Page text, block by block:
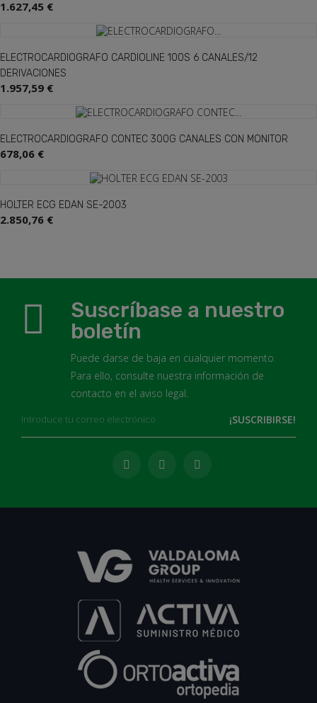
1.627,45 €
ELECTROCARDIOGRAFO CARDIOLINE 100S 6 CANALES/12
DERIVACIONES
1.957,59 €
ELECTROCARDIOGRAFO CONTEC 300G CANALES CON MONITOR
678,06 €
HOLTER ECG EDAN SE-2003
2.850,76 €
Suscríbase a nuestro
boletín
Puede darse de baja en cualquier momento.
Para ello, consulte nuestra información de
contacto en el aviso legal.